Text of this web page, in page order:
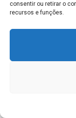
consentir ou retirar o
recursos e funções.
Óctuplo,
2. Liberdade
organismo vivo